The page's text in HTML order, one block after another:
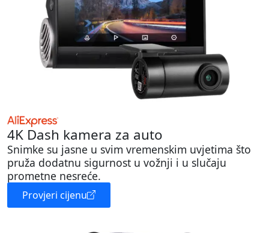
4K Dash kamera za auto
Snimke su jasne u svim vremenskim uvjetima što
pruža dodatnu sigurnost u vožnji i u slučaju
prometne nesreće.
Provjeri cijenu